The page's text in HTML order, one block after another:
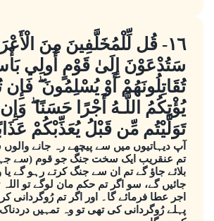
١٦- قُل لِّلْمُخَلَّفِينَ مِنَ
سَتُدْعَوْنَ إِلَىٰ قَوْمٍ أُولِي
تُقَاتِلُونَهُمْ أَوْ يُسْلِمُونَ ۖ فَإِن
يُؤْتِكُمُ اللَّـهُ أَجْرًا حَسَنًا ۖ وَإِن
تَوَلَّيْتُم مِّن قَبْلُ يُعَذِّبْكُمْ
آپ دیہاتیوں میں سے پیچھے رہ جانے
تم عنقریب ایک سخت جنگ جو قوم (سے
بلائے جاؤ گے تم ان سے جنگ کرتے رہو گے
جائیں گے، سو اگر تم حکم مان لوگے تو اللہ
اجر عطا فرمائے گا۔ اور اگر تم رُوگردانی
پہلے رُوگردانی کی تھی تو وہ تمہیں